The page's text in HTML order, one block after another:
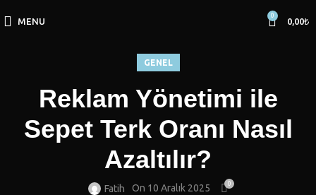
MENU
0
0,00₺
GENEL
Reklam Yönetimi ile
Sepet Terk Oranı Nasıl
Azaltılır?
Fatih On 10 Aralık 2025 0